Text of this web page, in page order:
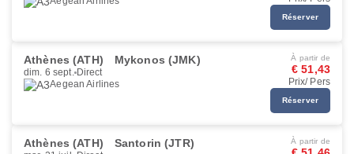
Réserver
Athènes (ATH) Mykonos (JMK)
dim. 6 sept. Direct
Aegean Airlines
À partir de
€ 51,43
Prix/ Pers
Réserver
Athènes (ATH) Santorin (JTR) À partir de